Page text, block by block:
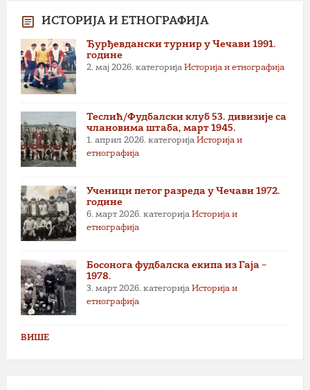
ИСТОРИЈА И ЕТНОГРАФИЈА
Ђурђевдански турнир у Чечави 1991.
године
2. мај 2026. категорија Историја и етнографија
Теслић/Фудбалски клуб 53. дивизије са
члановима штаба, март 1945.
1. април 2026. категорија Историја и
етнографија
Ученици петог разреда у Чечави 1972.
године
6. март 2026. категорија Историја и
етнографија
Босонога фудбалска екипа из Гаја –
1978.
3. март 2026. категорија Историја и
етнографија
ВИШЕ